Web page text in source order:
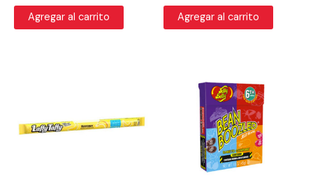
Agregar al carrito Agregar al carrito